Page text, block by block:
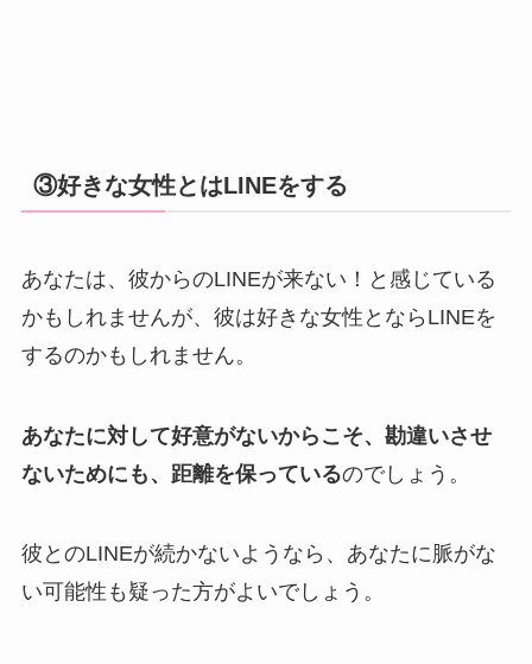
③好きな女性とはLINEをする
あなたは、彼からのLINEが来ない！と感じている
かもしれませんが、彼は好きな女性とならLINEを
するのかもしれません。
あなたに対して好意がないからこそ、勘違いさせ
ないためにも、距離を保っているのでしょう。
彼とのLINEが続かないようなら、あなたに脈がな
い可能性も疑った方がよいでしょう。